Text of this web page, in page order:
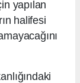
yapılan
halifesi